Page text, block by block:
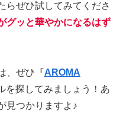
らぜひ試してみてくださ
グッと華やかになるはず
、ぜひ『AROMA
を探してみましょう！あ
見つかりますよ♪